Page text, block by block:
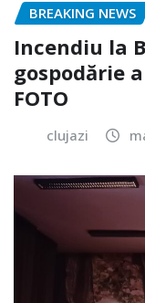
BREAKING NEWS
Incendiu la
gospodărie
FOTO
clujazi